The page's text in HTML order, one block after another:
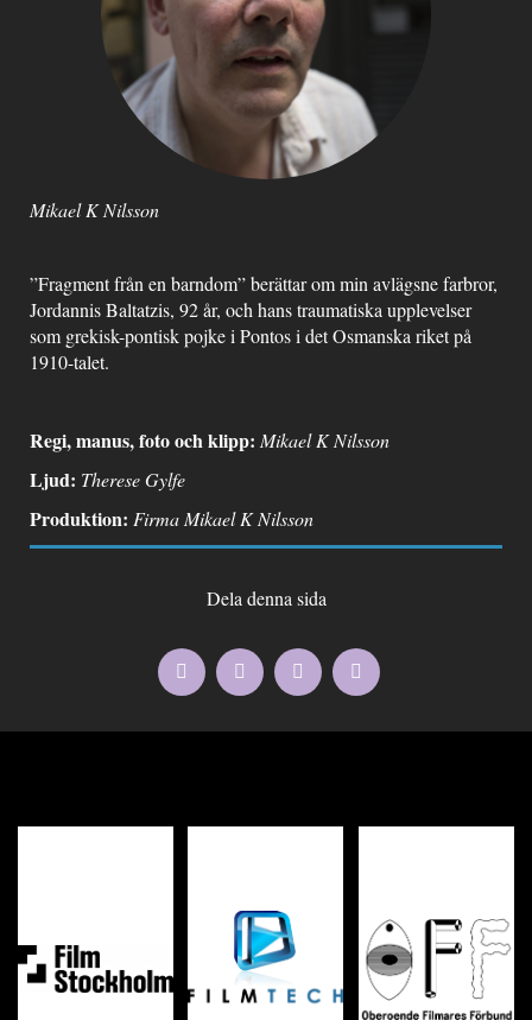
Mikael K Nilsson
”Fragment från en barndom” berättar om min avlägsne farbror,
Jordannis Baltatzis, 92 år, och hans traumatiska upplevelser
som grekisk-pontisk pojke i Pontos i det Osmanska riket på
1910-talet.
Regi, manus, foto och klipp: Mikael K Nilsson
Ljud: Therese Gylfe
Produktion: Firma Mikael K Nilsson
Dela denna sida